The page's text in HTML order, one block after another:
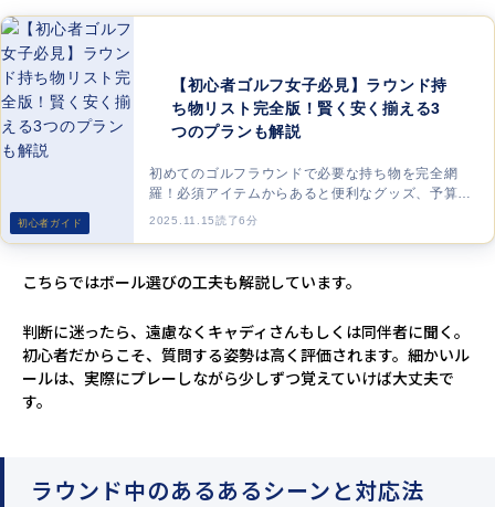
初心者ガイド
【初心者ゴルフ女子必見】ラウンド持
ち物リスト完全版！賢く安く揃える3
つのプランも解説
初めてのゴルフラウンドで必要な持ち物を完全網
羅！必須アイテムからあると便利なグッズ、予算や
スタイルに合わせて賢くお得に揃える3つのプラン
2025.11.15読了6分
こちらではボール選びの工夫も解説しています。
判断に迷ったら、遠慮なくキャディさんもしくは同伴者に聞く。
初心者だからこそ、質問する姿勢は高く評価されます。細かいル
ールは、実際にプレーしながら少しずつ覚えていけば大丈夫で
す。
ラウンド中のあるあるシーンと対応法